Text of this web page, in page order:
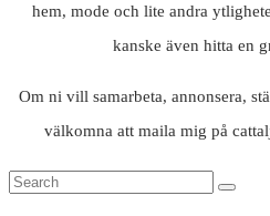
hem, mode och lite andra
kanske även hitta en
Om ni vill samarbeta, annonsera,
välkomna att maila mig på